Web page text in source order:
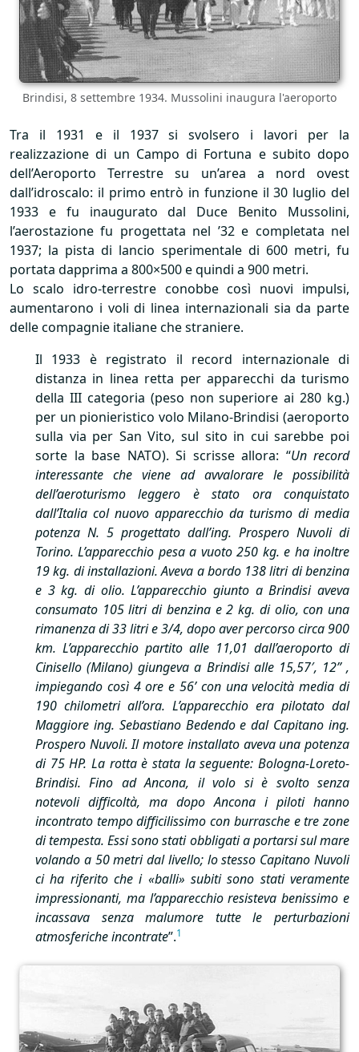
Brindisi, 8 settembre 1934. Mussolini inaugura l'aeroporto
Tra il 1931 e il 1937 si svolsero i lavori per la
realizzazione di un Campo di Fortuna e subito dopo
dell’Aeroporto Terrestre su un’area a nord ovest
dall’idroscalo: il primo entrò in funzione il 30 luglio del
1933 e fu inaugurato dal Duce Benito Mussolini,
l’aerostazione fu progettata nel ’32 e completata nel
1937; la pista di lancio sperimentale di 600 metri, fu
portata dapprima a 800×500 e quindi a 900 metri.
Lo scalo idro-terrestre conobbe così nuovi impulsi,
aumentarono i voli di linea internazionali sia da parte
delle compagnie italiane che straniere.
Il 1933 è registrato il record internazionale di
distanza in linea retta per apparecchi da turismo
della IIIcategoria (peso non superiore ai 280 kg.)
per un pionieristico volo Milano-Brindisi (aeroporto
sulla via per San Vito, sul sito in cui sarebbe poi
sorte la base NATO). Si scrisse allora: “Un record
interessante che viene ad avvalorare le possibilità
dell’aeroturismo leggero è stato ora conquistato
dall’Italia col nuovo apparecchio da turismo di media
potenza N. 5 progettato dall’ing. Prospero Nuvoli di
Torino. L’apparecchio pesa a vuoto 250 kg. e ha inoltre
19 kg. di installazioni. Aveva a bordo 138 litri di benzina
e 3 kg. di olio. L’apparecchio giunto a Brindisi aveva
consumato 105 litri di benzina e 2 kg. di olio, con una
rimanenza di 33 litri e 3/4, dopo aver percorso circa 900
km. L’apparecchio partito alle 11,01 dall’aeroporto di
Cinisello (Milano) giungeva a Brindisi alle 15,57′, 12” ,
impiegando così 4 ore e 56’ con una velocità media di
190 chilometri all’ora. L’apparecchio era pilotato dal
Maggiore ing. Sebastiano Bedendo e dal Capitano ing.
Prospero Nuvoli. Il motore installato aveva una potenza
di 75 HP. La rotta è stata la seguente: Bologna-Loreto-
Brindisi. Fino ad Ancona, il volo si è svolto senza
notevoli difficoltà, ma dopo Ancona i piloti hanno
incontrato tempo difficilissimo con burrasche e tre zone
di tempesta. Essi sono stati obbligati a portarsi sul mare
volando a 50 metri dal livello; lo stesso Capitano Nuvoli
ci ha riferito che i «balli» subiti sono stati veramente
impressionanti, ma l’apparecchio resisteva benissimo e
incassava senza malumore tutte le perturbazioni
atmosferiche incontrate”.1